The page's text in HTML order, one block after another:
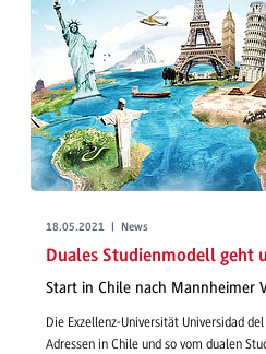
18.05.2021 | News
Duales Studienmodell geht
Start in Chile nach Mannheimer
Die Exzellenz-Universität Universidad
Adressen in Chile und so vom dualen